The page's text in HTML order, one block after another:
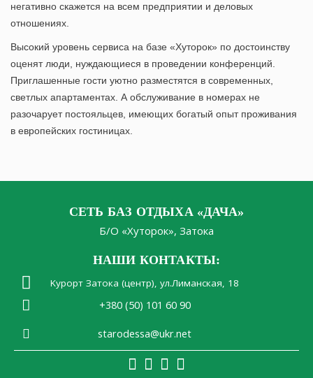
негативно скажется на всем предприятии и деловых
отношениях.
Высокий уровень сервиса на базе «Хуторок» по достоинству
оценят люди, нуждающиеся в проведении конференций.
Приглашенные гости уютно разместятся в современных,
светлых апартаментах. А обслуживание в номерах не
разочарует постояльцев, имеющих богатый опыт проживания
в европейских гостиницах.
СЕТЬ БАЗ ОТДЫХА «ДАЧА»
Б/О «Хуторок», Затока
НАШИ КОНТАКТЫ:
Kурорт Затока (центр), ул.Лиманская, 18
+380 (50) 101 60 90
starodessa@ukr.net